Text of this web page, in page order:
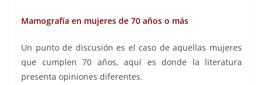
Mamografía en mujeres de 70 años o más
Un punto de discusión es el caso de aquellas mujeres
que cumplen 70 años, aquí es donde la literatura
presenta opiniones diferentes.